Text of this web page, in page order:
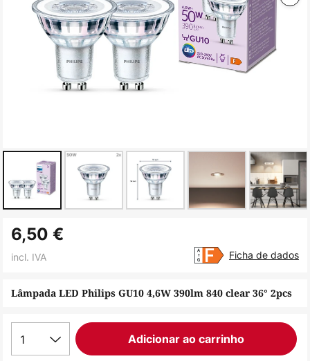
para
da
de
imagens
Lâmpada LED Philips GU10 4,6W 390lm 840 clear 36° 2pcs
6,50 €
incl. IVA Ficha de dados
1 Adicionar ao carrinho